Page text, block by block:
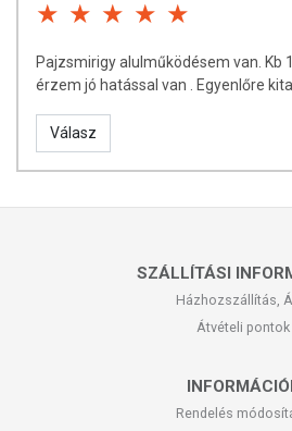
Pajzsmirigy alulműködésem van. Kb
érzem jó hatással van . Egyenlőre
Válasz
SZÁLLÍTÁSI
Házhozszállítás,
Átvételi pontok
Rendelés